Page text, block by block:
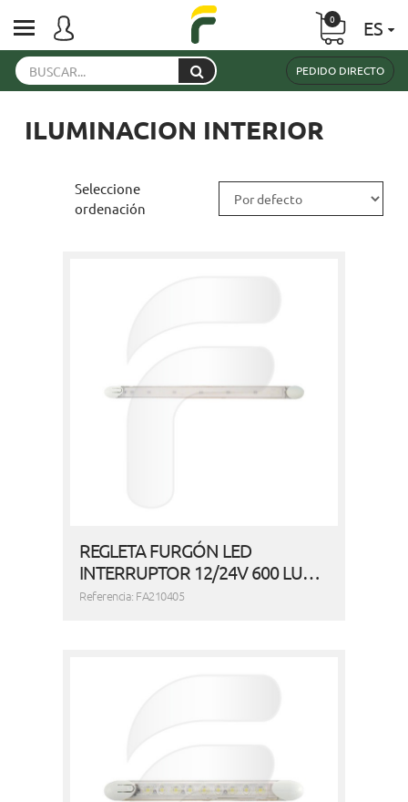
PEDIDO DIRECTO
ES
0
ILUMINACION INTERIOR
Seleccione
ordenación
REGLETA FURGÓN LED
INTERRUPTOR 12/24V 600 LU…
Referencia: FA210405